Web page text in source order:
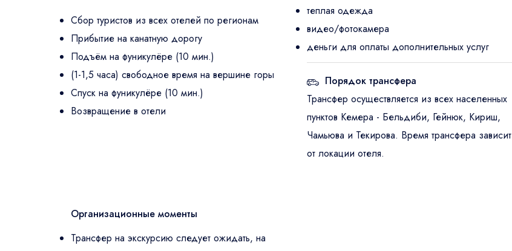
Сбор туристов из всех отелей по регионам
Прибытие на канатную дорогу
Подъём на фуникулёре (10 мин.)
(1-1,5 часа) свободное время на вершине горы
Спуск на фуникулёре (10 мин.)
Возвращение в отели
теплая одежда
видео/фотокамера
деньги для оплаты дополнительных услуг
Порядок трансфера
Трансфер осуществляется из всех населенных
пунктов Кемера - Бельдиби, Гейнюк, Кириш,
Чамьюва и Текирова. Время трансфера зависит
от локации отеля.
Организационные моменты
Трансфер на экскурсию следует ожидать, на